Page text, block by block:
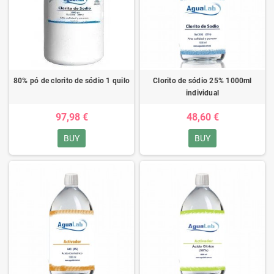
80% pó de clorito de sódio 1 quilo
97,98 €
BUY
Clorito de sódio 25% 1000ml
individual
48,60 €
BUY